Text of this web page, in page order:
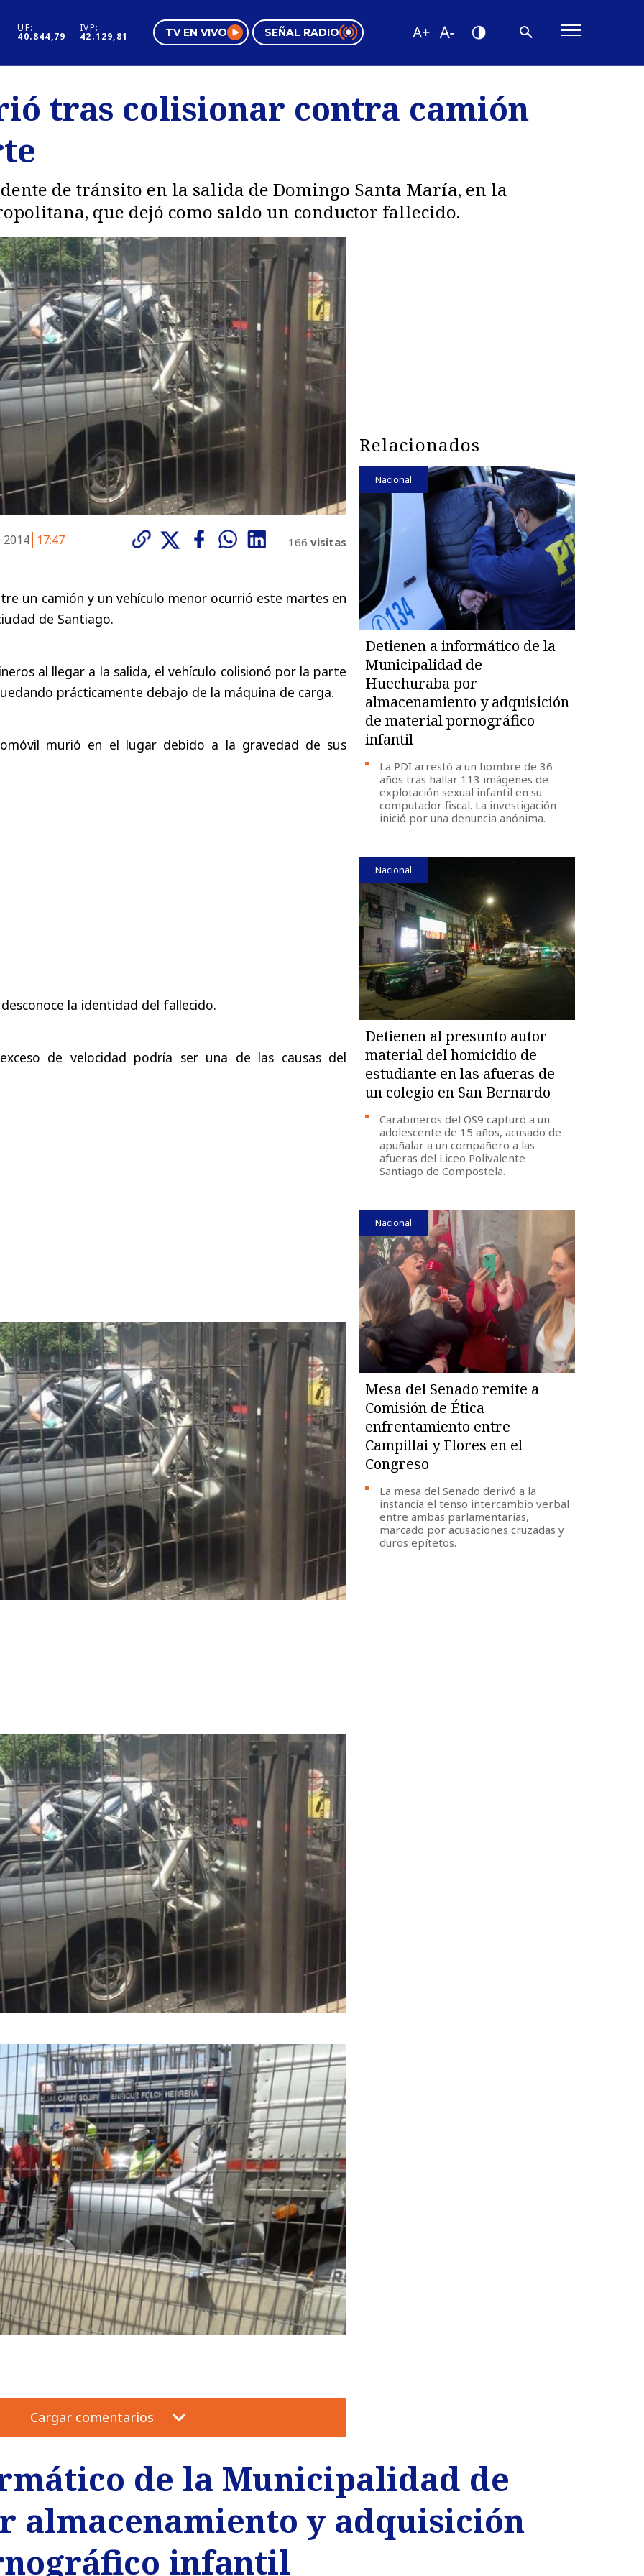
UF:
40.844,79
IVP:
42.129,81 TV EN VIVO SEÑAL RADIO
Negocios Tendencias
tras colisionar contra camión
de tránsito en la salida de Domingo Santa María, en la
que dejó como saldo un conductor fallecido.
17:47 166 visitas
un camión y un vehículo menor ocurrió este martes en
de Santiago.
al llegar a la salida, el vehículo colisionó por la parte
prácticamente debajo de la máquina de carga.
murió en el lugar debido a la gravedad de sus
la identidad del fallecido.
de velocidad podría ser una de las causas del
Cargar comentarios
Relacionados
Nacional
Detienen a informático de la
Municipalidad de
Huechuraba por
almacenamiento y adquisición
de material pornográfico
infantil
La PDI arrestó a un hombre de 36
años tras hallar 113 imágenes de
explotación sexual infantil en su
computador fiscal. La investigación
inició por una denuncia anónima.
Nacional
Detienen al presunto autor
material del homicidio de
estudiante en las afueras de
un colegio en San Bernardo
Carabineros del OS9 capturó a un
adolescente de 15 años, acusado de
apuñalar a un compañero a las
afueras del Liceo Polivalente
Santiago de Compostela.
Nacional
Mesa del Senado remite a
Comisión de Ética
enfrentamiento entre
Campillai y Flores en el
Congreso
La mesa del Senado derivó a la
instancia el tenso intercambio verbal
entre ambas parlamentarias,
marcado por acusaciones cruzadas y
duros epítetos.
de la Municipalidad de
almacenamiento y adquisición
infantil